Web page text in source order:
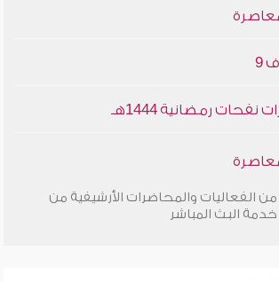
9
رمضانية 1444هـ
9
من الفعاليات والمحاضرات الأرشيفية من
خدمة البث المباشر